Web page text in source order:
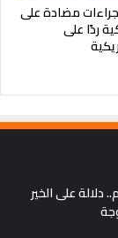
مضادة على
ردًا على
على الخير